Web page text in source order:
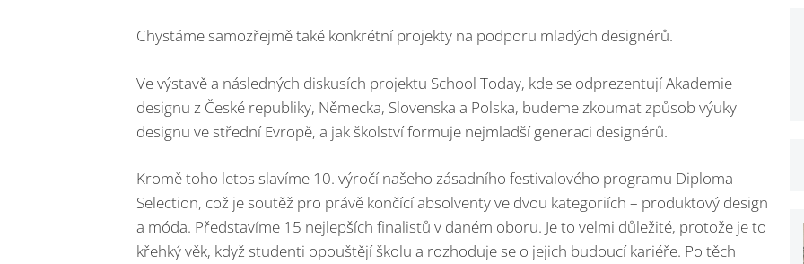
Chystáme samozřejmě také konkrétní projekty na podporu mladých designérů.
Ve výstavě a následných diskusích projektu School Today, kde se odprezentují Akademie
designu z České republiky, Německa, Slovenska a Polska, budeme zkoumat způsob výuky
designu ve střední Evropě, a jak školství formuje nejmladší generaci designérů.
Kromě toho letos slavíme 10. výročí našeho zásadního festivalového programu Diploma
Selection, což je soutěž pro právě končící absolventy ve dvou kategoriích – produktový design
a móda. Představíme 15 nejlepších finalistů v daném oboru. Je to velmi důležité, protože je to
křehký věk, když studenti opouštějí školu a rozhoduje se o jejich budoucí kariéře. Po těch